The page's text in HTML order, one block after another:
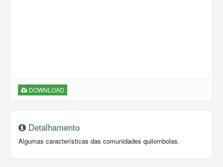
DOWNLOAD
Detalhamento
Algumas características das comunidades quilombolas.